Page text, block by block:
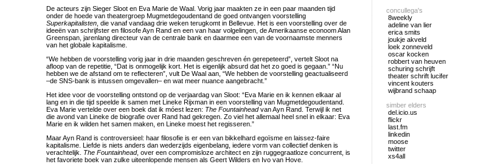
De acteurs zijn Sieger Sloot en Eva Marie de Waal. Vorig jaar maakten ze in een paar maanden tijd
onder de hoede van theatergroep Mugmetdegoudentand de goed ontvangen voorstelling
Superkapitalisten , die vanaf vandaag drie weken terugkomt in Bellevue. Het is een voorstelling over de
ideeën van schrijfster en filosofe Ayn Rand en een van haar volgelingen, de Amerikaanse econoom Alan
Greenspan, jarenlang directeur van de centrale bank en daarmee een van de voornaamste menners
van het globale kapitalisme.
“We hebben de voorstelling vorig jaar in drie maanden geschreven én gerepeteerd”, vertelt Sloot na
afloop van de repetitie, “Dat is onmogelijk kort. Het is eigenlijk absurd dat het zo goed is gegaan.” “Nu
hebben we de afstand om te reflecteren”, vult De Waal aan, “We hebben de voorstelling geactualiseerd
–de SNS-bank is intussen omgevallen– en wat meer nuance aangebracht.”
Het idee voor de voorstelling ontstond op de verjaardag van Sloot: “Eva Marie en ik kennen elkaar al
lang en in die tijd speelde ik samen met Lineke Rijxman in een voorstelling van Mugmetdegoudentand.
Eva Marie vertelde over een boek dat ik móest lezen: The Fountainheadvan Ayn Rand. Terwijl ik net
die avond van Lineke de biografie over Rand had gekregen. Zo viel het allemaal heel snel in elkaar: Eva
Marie en ik wilden het samen maken, en Lineke moest het regisseren.”
Maar Ayn Rand is controversieel: haar filosofie is er een van bikkelhard egoïsme en laissez-faire
kapitalisme. Liefde is niets anders dan wederzijds eigenbelang, iedere vorm van collectief denken is
verachtelijk. The Fountainhead, over een compromisloze architect en zijn ruggegraatloze concurrent, is
het favoriete boek van zulke uiteenlopende mensen als Geert Wilders en Ivo van Hove.
concullega's
8weekly
adeline van lier
erica smits
joukje akveld
loek zonneveld
oscar kocken
robbert van heuven
schuring schrijft
theater schrift lucifer
vincent kouters
wijbrand schaap
simber elders
del.icio.us
flickr
last.fm
linkedin
moose
twitter
xs4all